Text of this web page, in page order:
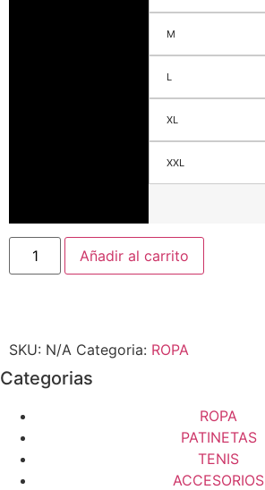
M
L
XL
XXL
Añadir al carrito
SKU: N/A Categoria: ROPA
Categorias
ROPA
PATINETAS
TENIS
ACCESORIOS